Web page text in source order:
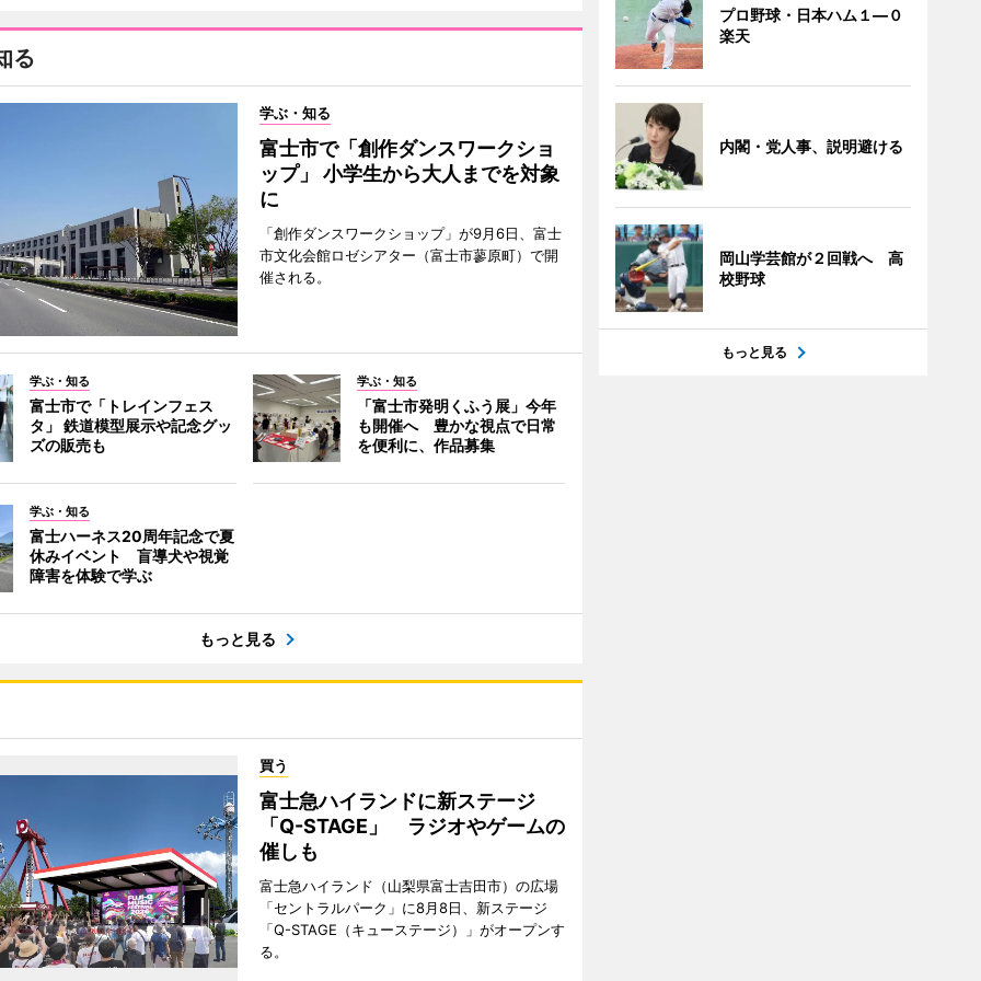
る
学ぶ・知る
富士市で「創作ダンスワークショ
ップ」 小学生から大人までを対象
に
「創作ダンスワークショップ」が9月6日、富士
市文化会館ロゼシアター（富士市蓼原町）で開
催される。
学ぶ・知る
富士市で「トレインフェス
タ」 鉄道模型展示や記念グッ
ズの販売も
学ぶ・知る
「富士市発明くふう展」今年
も開催へ 豊かな視点で日常
を便利に、作品募集
学ぶ・知る
富士ハーネス20周年記念で夏
休みイベント 盲導犬や視覚
障害を体験で学ぶ
もっと見る
買う
富士急ハイランドに新ステージ
「Q-STAGE」 ラジオやゲームの
催しも
富士急ハイランド（山梨県富士吉田市）の広場
「セントラルパーク」に8月8日、新ステージ
「Q-STAGE（キューステージ）」がオープンす
る。
プロ野球・日本ハム１―０
楽天
内閣・党人事、説明避ける
岡山学芸館が２回戦へ 高
校野球
もっと見る